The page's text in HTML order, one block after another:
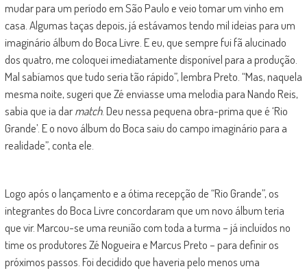
mudar para um período em São Paulo e veio tomar um vinho em
casa. Algumas taças depois, já estávamos tendo mil ideias para um
imaginário álbum do Boca Livre. E eu, que sempre fui fã alucinado
dos quatro, me coloquei imediatamente disponível para a produção.
Mal sabíamos que tudo seria tão rápido”, lembra Preto. “Mas, naquela
mesma noite, sugeri que Zé enviasse uma melodia para Nando Reis,
sabia que ia darmatch. Deu nessa pequena obra-prima que é ‘Rio
Grande’. E o novo álbum do Boca saiu do campo imaginário para a
realidade”, conta ele.
Logo após o lançamento e a ótima recepção de “Rio Grande”, os
integrantes do Boca Livre concordaram que um novo álbum teria
que vir. Marcou-se uma reunião com toda a turma – já incluídos no
time os produtores Zé Nogueira e Marcus Preto – para definir os
próximos passos. Foi decidido que haveria pelo menos uma